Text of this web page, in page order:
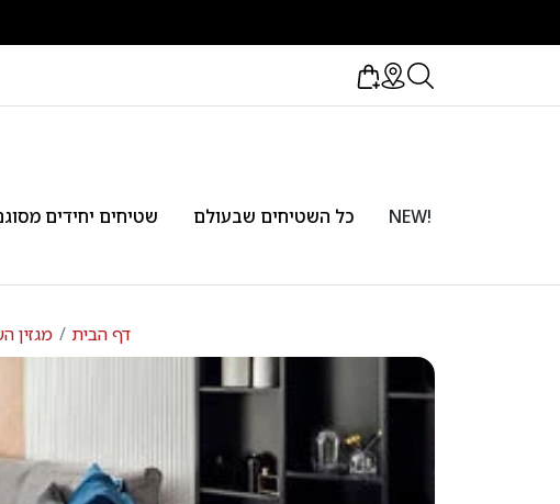
!NEW כל השטיחים שבעולם שטיחים יחידים
דף הבית מגזין